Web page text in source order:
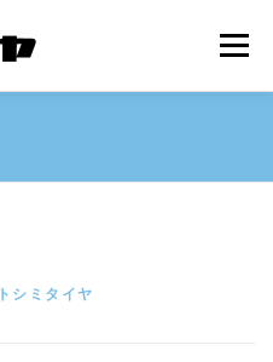
メニュー
トシミタイヤ